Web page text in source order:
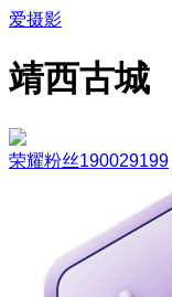
爱摄影
靖西古城
荣耀粉丝190029199